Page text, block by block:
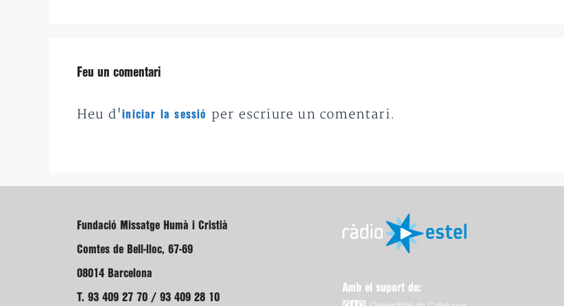
Feu un comentari
Heu d'iniciar la sessió per escriure un comentari.
Fundació Missatge Humà i Cristià
Comtes de Bell-lloc, 67-69
08014 Barcelona
T. 93 409 27 70 / 93 409 28 10
Amb el suport de: